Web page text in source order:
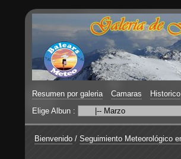
Resumen por galeria Camaras Historico
Elige Albun :
Bienvenido / Seguimiento Meteorológico